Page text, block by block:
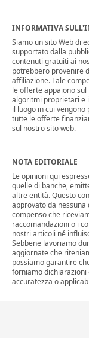
INFORMATIVA
Siamo un sito Web di
supportato dalla
contenuti gratuiti ai
potrebbero provenire
affiliazione. Tale
le offerte appaiono
algoritmi proprietari e
il luogo in cui
tutte le offerte
sul nostro sito web.
NOTA EDITORIALE
Le opinioni qui
quelle di banche,
altre entità. Questo
approvato da nessuna
compenso che
raccomandazioni o i
nostri articoli né
Sebbene lavoriamo
aggiornate che
possiamo garantire
forniamo dichiarazioni
accuratezza o